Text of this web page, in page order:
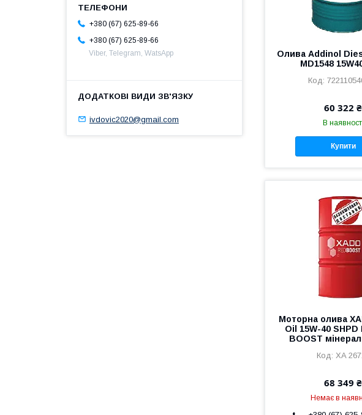
Олива Addinol
MD1548
60 322 ₴
В
Купити
Моторна олива
Oil 15W-40 SHPD
BOOST
ХA
68 349 ₴
Немає в
+380 (67) 625-89-66
+380 (67) 625-89-66
Viber, Telegram, WatsApp
ivdovic2020@gmail.com